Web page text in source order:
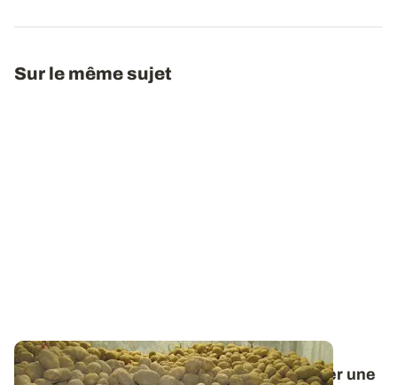
Sur le même sujet
Conservation des pommes de terre - Porter une